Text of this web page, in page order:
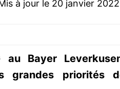
à jour le 20 janvier
Bayer
grandes priorités